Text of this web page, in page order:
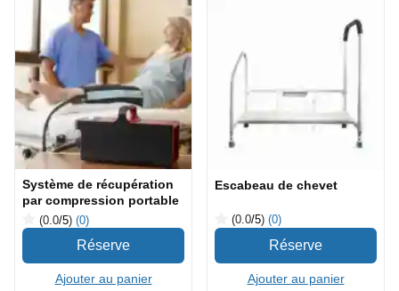
Système de récupération
par compression portable
(0.0/5) (0)
Ajouter au panier
Escabeau de chevet
(0.0/5) (0)
Ajouter au panier